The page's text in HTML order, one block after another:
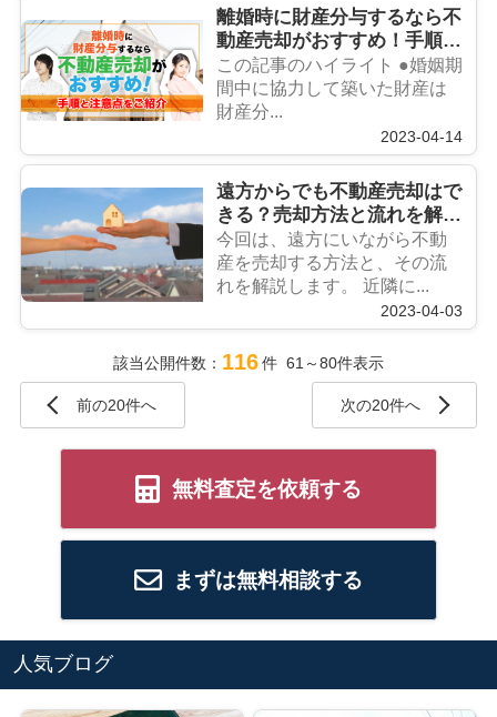
離婚時に財産分与するなら不
動産売却がおすすめ！手順と
注意点をご紹介
この記事のハイライト ●婚姻期
間中に協力して築いた財産は
財産分...
2023-04-14
遠方からでも不動産売却はで
きる？売却方法と流れを解
説！
今回は、遠方にいながら不動
産を売却する方法と、その流
れを解説します。 近隣に...
2023-04-03
該当公開件数： 116件 61～80件表示
前の20件へ 次の20件へ
無料査定を依頼する
まずは無料相談する
人気ブログ